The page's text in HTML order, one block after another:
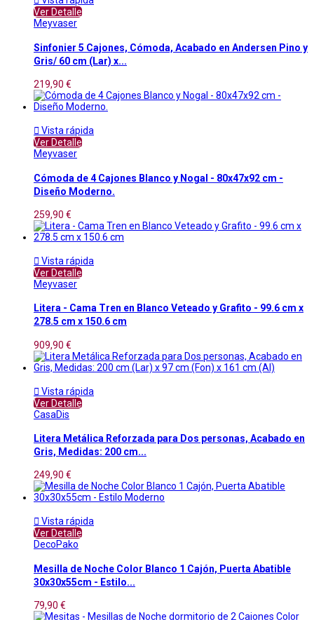
Ver Detalle
Meyvaser
Sinfonier 5 Cajones, Cómoda, Acabado en Andersen Pino y
Gris/ 60 cm (Lar) x...
219,90 €
 Vista rápida
Ver Detalle
Meyvaser
Cómoda de 4 Cajones Blanco y Nogal - 80x47x92 cm -
Diseño Moderno.
259,90 €
 Vista rápida
Ver Detalle
Meyvaser
Litera - Cama Tren en Blanco Veteado y Grafito - 99.6 cm x
278.5 cm x 150.6 cm
909,90 €
 Vista rápida
Ver Detalle
CasaDis
Litera Metálica Reforzada para Dos personas, Acabado en
Gris, Medidas: 200 cm...
249,90 €
 Vista rápida
Ver Detalle
DecoPako
Mesilla de Noche Color Blanco 1 Cajón, Puerta Abatible
30x30x55cm - Estilo...
79,90 €